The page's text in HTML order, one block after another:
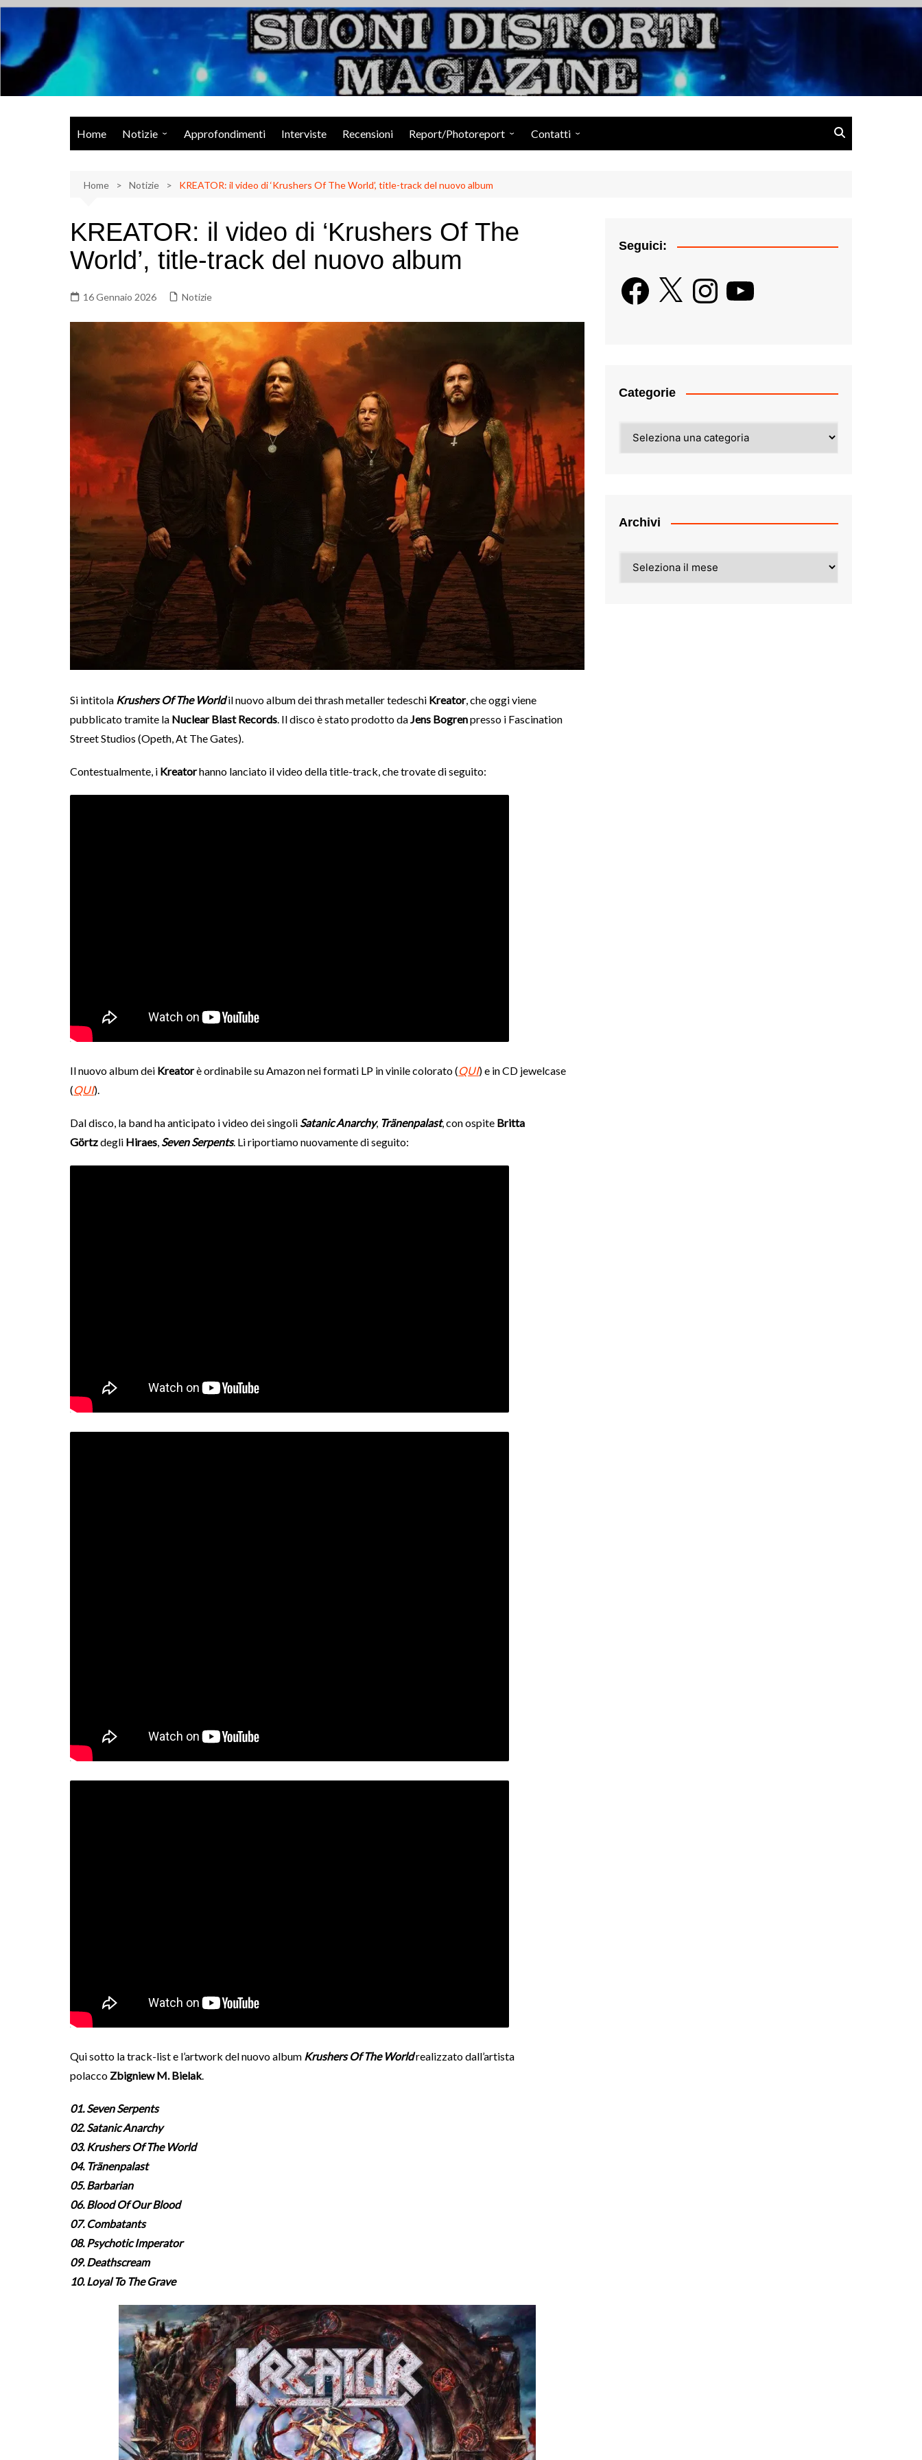
Salta
contenuto
Suoni Distorti Magazine
Musica Rock, Metal, Punk e varie sonorità alternative
Home Notizie
Eventi
Libri
Approfondimenti Interviste Recensioni Report/Photoreport Contatti
Home Notizie KREATOR: il video di ‘Krushers Of The World’, title-track del nuovo album
KREATOR: il video di ‘Krushers Of The
World’, title-track del nuovo album
16 Gennaio 2026 Notizie
Si intitola Krushers Of The World il nuovo album dei thrash metaller tedeschi Kreator, che oggi viene
pubblicato tramite la Nuclear Blast Records. Il disco è stato prodotto daJens Bogrenpresso i Fascination
Street Studios (Opeth, At The Gates).
Contestualmente, i Kreatorhanno lanciato il video della title-track, che trovate di seguito:
Il nuovo album dei Kreatorè ordinabile su Amazon nei formati LP in vinile colorato (QUI) e in CD jewelcase
(QUI).
Dal disco, la band ha anticipato i video dei singoli Satanic Anarchy, Tränenpalast, con ospite Britta
Görtzdegli Hiraes, Seven Serpents. Li riportiamo nuovamente di seguito:
Qui sotto la track-list e l’artwork del nuovo album Krushers Of The Worldrealizzato dall’artista
polaccoZbigniew M. Bielak.
01. Seven Serpents
02. Satanic Anarchy
03. Krushers Of The World
04. Tränenpalast
05. Barbarian
06. Blood Of Our Blood
07. Combatants
08. Psychotic Imperator
09. Deathscream
10. Loyal To The Grave
Seguici:
Facebook
X InstagramYouTube
Categorie
Archivi